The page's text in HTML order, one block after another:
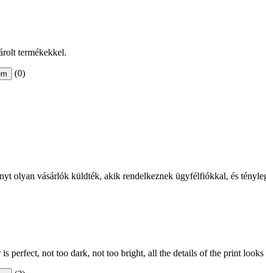
termékekkel.
(0)
olyan vásárlók küldték, akik rendelkeznek ügyfélfiókkal, és
perfect, not too dark, not too bright, all the details of the print looks